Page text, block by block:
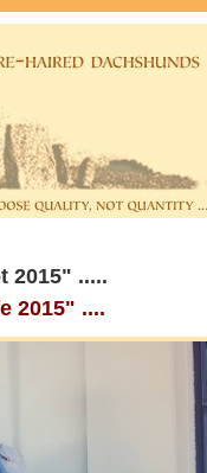
2015" .....
2015" ....